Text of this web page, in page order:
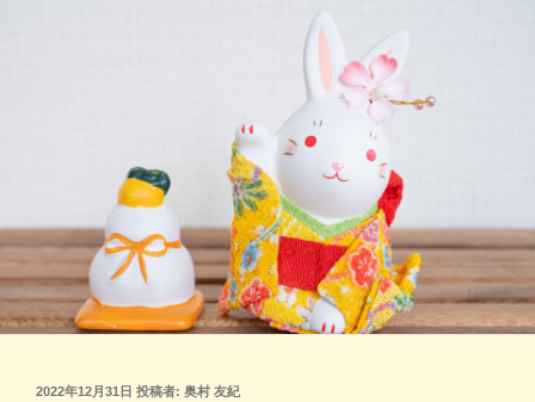
ッ
投
2022年12月31日 投稿者: 奥村 友紀